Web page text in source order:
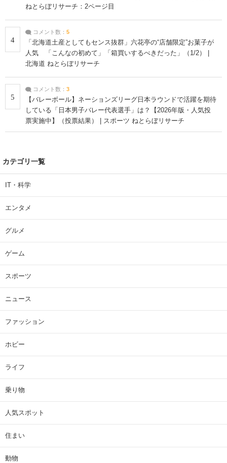
ねとらぼリサーチ：2ページ目
4
コメント数： 5
「北海道土産としてもセンス抜群」六花亭の“店舗限定”お菓子が
人気 「こんなの初めて」「箱買いするべきだった」（1/2） |
北海道 ねとらぼリサーチ
5
コメント数： 3
【バレーボール】ネーションズリーグ日本ラウンドで活躍を期待
している「日本男子バレー代表選手」は？【2026年版・人気投
票実施中】（投票結果） | スポーツ ねとらぼリサーチ
カテゴリ一覧
IT・科学
エンタメ
グルメ
ゲーム
スポーツ
ニュース
ファッション
ホビー
ライフ
乗り物
人気スポット
住まい
動物